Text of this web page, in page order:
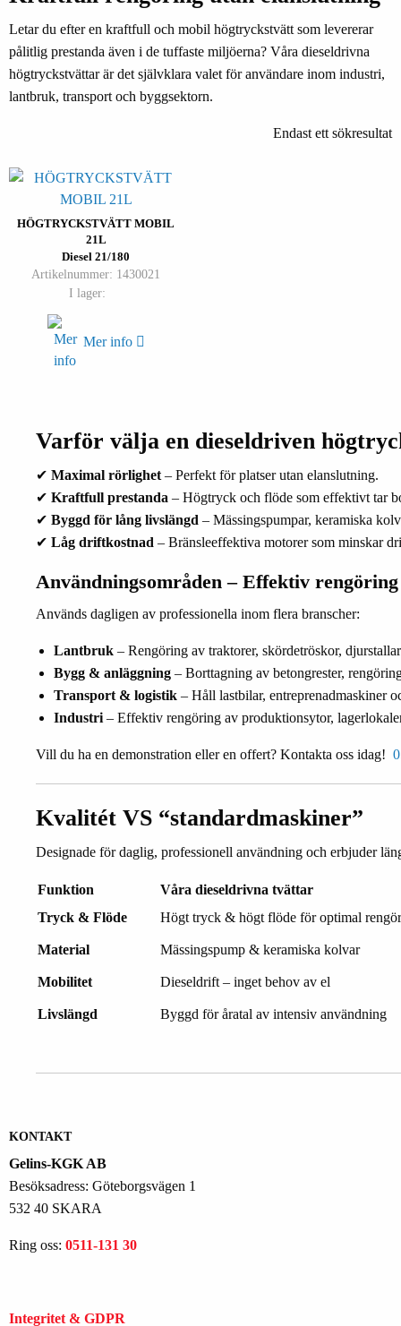
Letar du efter en kraftfull och mobil högtryckstvätt som levererar
pålitlig prestanda även i de tuffaste miljöerna? Våra dieseldrivna
högtryckstvättar är det självklara valet för användare inom industri,
lantbruk, transport och byggsektorn.
Endast ett sökresultat
HÖGTRYCKSTVÄTT MOBIL
21L
Diesel 21/180
Artikelnummer: 1430021
I lager:
Mer info
Varför välja en dieseldriven
✔ Maximal rörlighet – Perfekt för platser utan elanslutning.
✔ Kraftfull prestanda – Högtryck och flöde som effektivt tar
✔ Byggd för lång livslängd – Mässingspumpar, keramiska
✔ Låg driftkostnad – Bränsleeffektiva motorer som minskar
Användningsområden – Effektiv
Används dagligen av professionella inom flera branscher:
Lantbruk – Rengöring av traktorer, skördetröskor,
Bygg & anläggning – Borttagning av betongrester,
Transport & logistik – Håll lastbilar, entreprenadmaskiner
Industri – Effektiv rengöring av produktionsytor,
Vill du ha en demonstration eller en offert? Kontakta oss idag!
Kvalitét VS “standardmaskiner”
Designade för daglig, professionell användning och erbjuder
Funktion
Våra dieseldrivna tvättar
Tryck & Flöde
Högt tryck & högt flöde för optimal
Material Mässingspump & keramiska kolvar
Mobilitet Dieseldrift – inget behov av el
Livslängd Byggd för åratal av intensiv användning
KONTAKT
Gelins-KGK AB
Besöksadress: Göteborgsvägen 1
532 40 SKARA
Ring oss: 0511-131 30
Integritet & GDPR